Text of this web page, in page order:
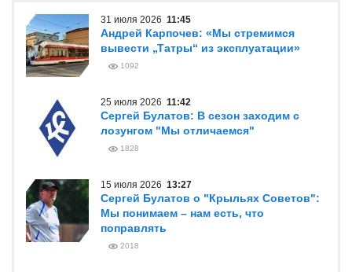
31 июля 2026 11:45
Андрей Карпочев: «Мы стремимся
вывести „Татры“ из эксплуатации»
1092
25 июля 2026 11:42
Сергей Булатов: В сезон заходим с
лозунгом "Мы отличаемся"
1828
15 июля 2026 13:27
Сергей Булатов о "Крыльях Советов":
Мы понимаем – нам есть, что
поправлять
2018